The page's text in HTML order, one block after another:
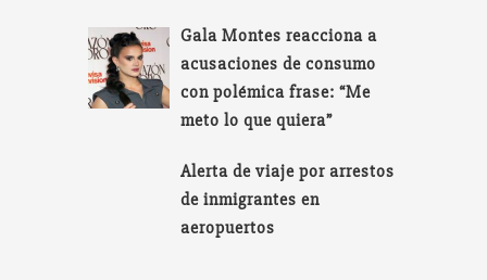
Gala Montes reacciona a
acusaciones de consumo
con polémica frase: “Me
meto lo que quiera”
Alerta de viaje por arrestos
de inmigrantes en
aeropuertos